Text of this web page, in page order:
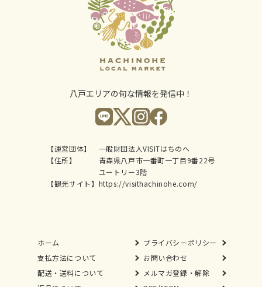
八戸エリアの旬な情報を発信中！
【運営団体】
一般財団法人VISITはちのへ
【住所】
青森県八戸市一番町一丁目9番22号
ユートリー3階
【観光サイト】 https://visithachinohe.com/
ホーム
プライバシーポリシー
支払方法について
お問い合わせ
配送・送料について
メルマガ登録・解除